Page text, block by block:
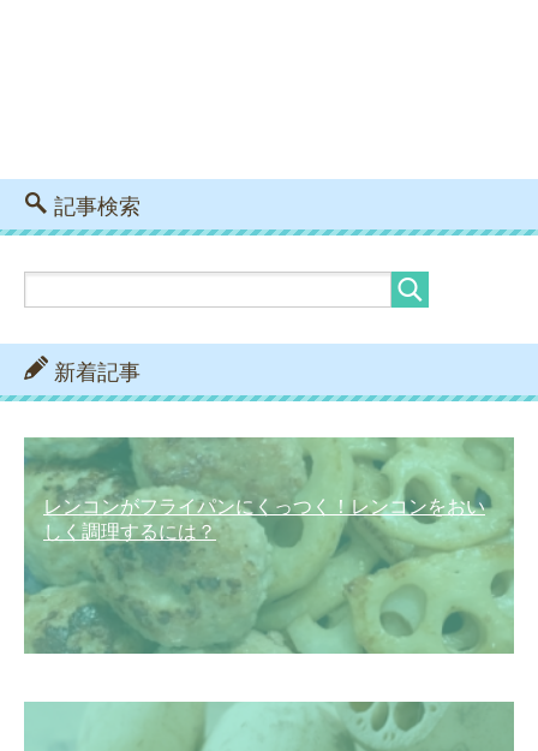
記事検索
新着記事
レンコンがフライパンにくっつく！レンコンをおい
しく調理するには？